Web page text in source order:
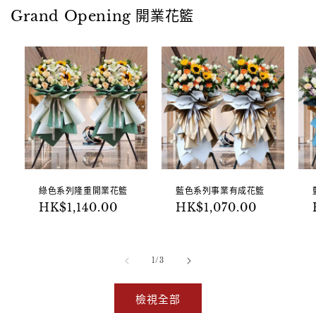
Grand Opening 開業花籃
綠色系列隆重開業花籃
定
HK$1,140.00
藍色系列事業有成花籃
定
HK$1,070.00
1//3
檢視全部